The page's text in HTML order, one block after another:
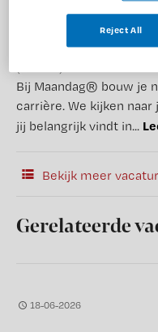
Bij Maandag® bouw je
carrière. We kijken
jij belangrijk vindt in...
Bekijk meer
Gerelateerde
18-06-2026
Reject All